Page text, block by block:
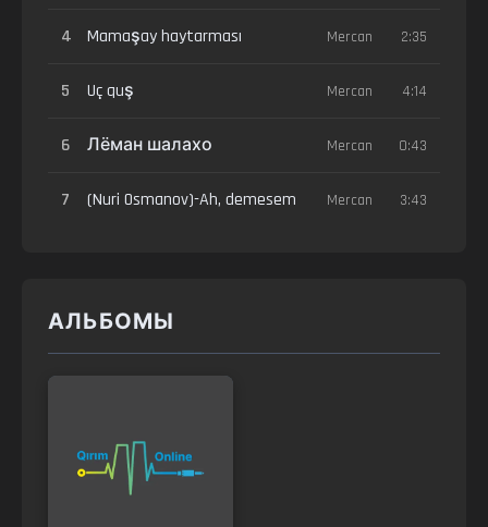
4 Mamaşay haytarması Mercan 2:35
5 Uç quş Mercan 4:14
6 Лёман шалахо Mercan 0:43
7 (Nuri Osmanov)-Ah, demesem Mercan 3:43
АЛЬБОМЫ